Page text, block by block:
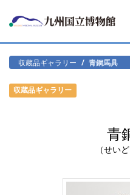
収蔵品ギャラリー 青銅馬具
収蔵品ギャラリー
青
（せい